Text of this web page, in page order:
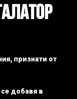
признати от
добавя в